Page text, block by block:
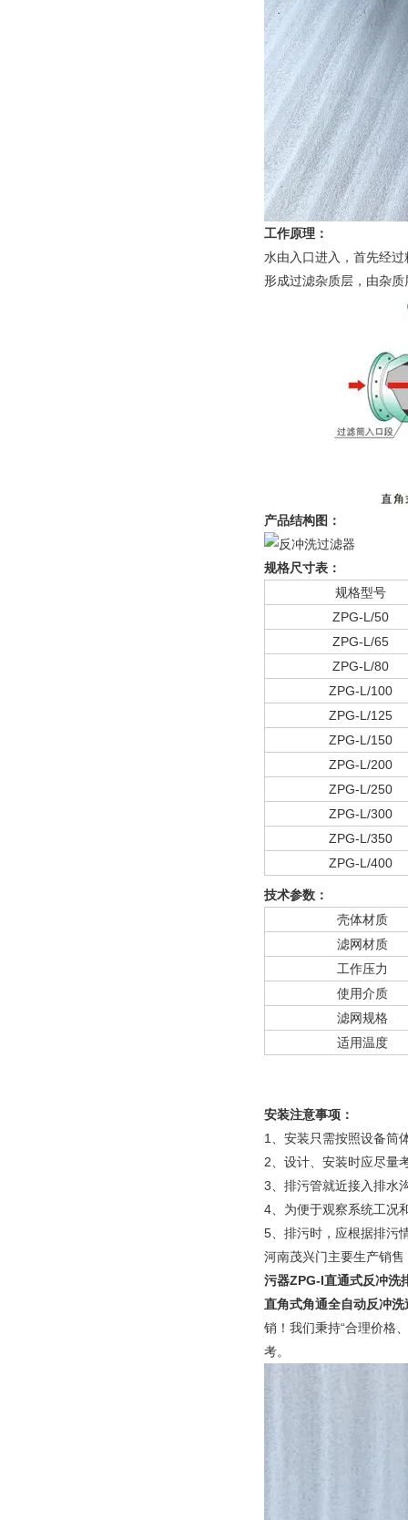
工作原理：
水由入口进入，首先经
形成过滤杂质层，由杂
产品结构图：
规格尺寸表：
规格型号
ZPG-L/50
ZPG-L/65
ZPG-L/80
ZPG-L/100
ZPG-L/125
ZPG-L/150
ZPG-L/200
ZPG-L/250
ZPG-L/300
ZPG-L/350
ZPG-L/400
技术参数：
壳体材质
滤网材质
工作压力
使用介质
滤网规格
适用温度
安装注意事项：
1、安装只需按照设备筒
2、设计、安装时应尽量
3、排污管就近接入排水
4、为便于观察系统工况
5、排污时，应根据排污
河南茂兴门主要生产销售
污器ZPG-I直通式反冲洗
直角式角通全自动反冲
销！我们秉持“合理价格
考。